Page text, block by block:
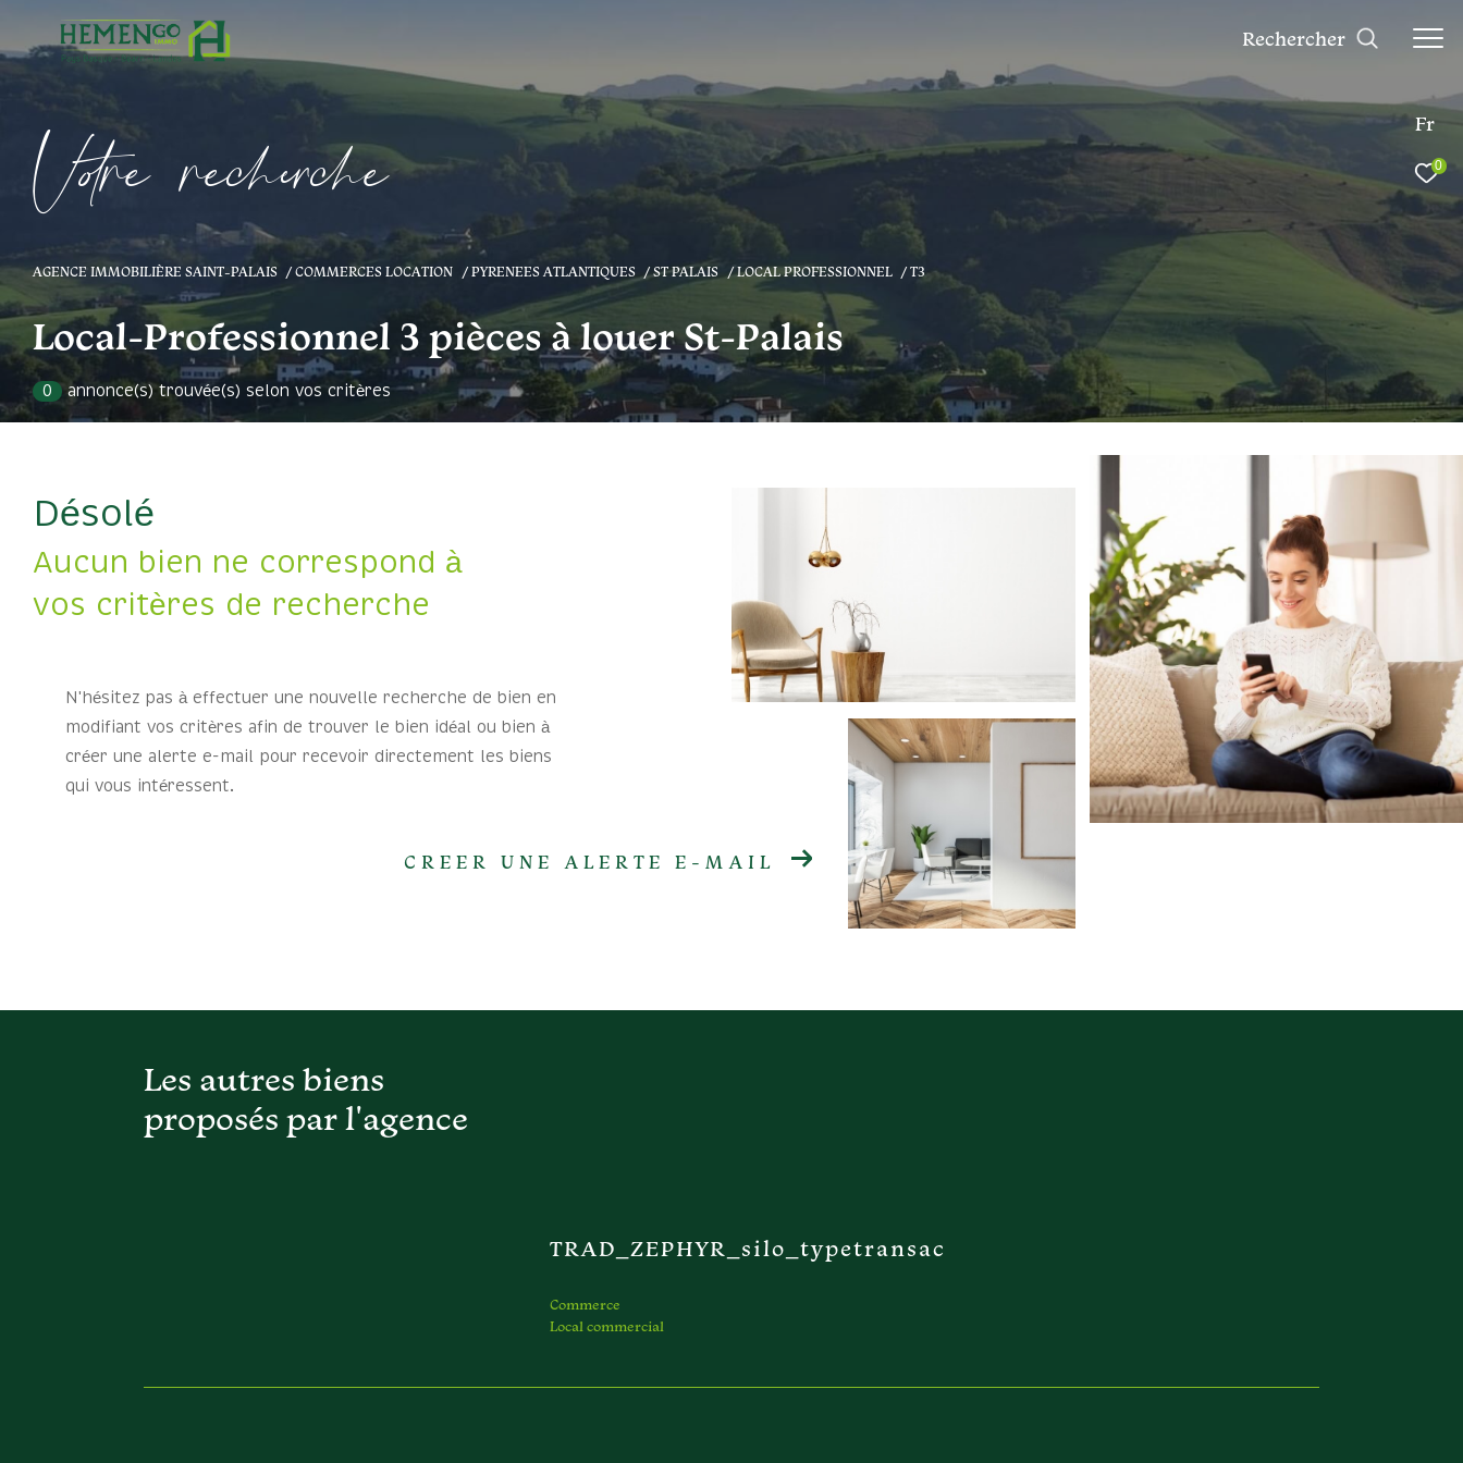
Fr
0
rechercher
Vore recece
AGENCE IMMOBILIÈRE SAINT-PALAIS COMMERCES LOCATION PYRENEES ATLANTIQUES ST PALAIS LOCAL PROFESSIONNEL T3
Local-Professionnel 3 pièces à louer St-Palais
0 annonce(s) trouvée(s) selon vos critères
Désolé
Aucun bien ne correspond à
vos critères de recherche
N'hésitez pas à effectuer une nouvelle recherche de bien en
modifiant vos critères afin de trouver le bien idéal ou bien à
créer une alerte e-mail pour recevoir directement les biens
qui vous intéressent.
CREER UNE ALERTE E-MAIL
Les autres biens
proposés par l'agence
TRAD_ZEPHYR_silo_typetransac
Commerce
Local commercial